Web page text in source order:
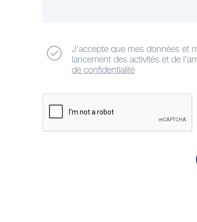
J'accepte que mes données et
lancement des activités et de
de confidentialité